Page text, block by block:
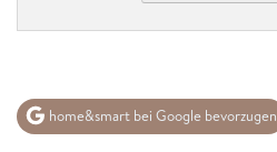
home&smart bei Google bevorzugen